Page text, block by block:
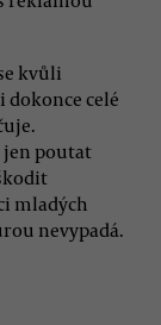
kvůli
celé
jen poutat
mladých
nevypadá.